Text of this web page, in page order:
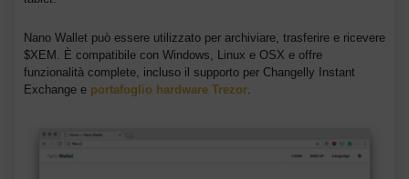
Nano Wallet può essere utilizzato per archiviare, trasferire e ricevere
$XEM. È compatibile con Windows, Linux e OSX e offre
funzionalità complete, incluso il supporto per Changelly Instant
Exchange e portafoglio hardware Trezor.